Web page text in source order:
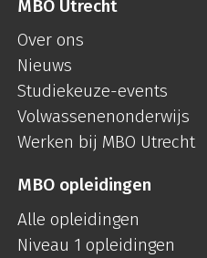
MBO Utrecht
Over ons
Nieuws
Studiekeuze-events
Volwassenenonderwijs
Werken bij MBO Utrecht
MBO opleidingen
Alle opleidingen
Niveau 1 opleidingen